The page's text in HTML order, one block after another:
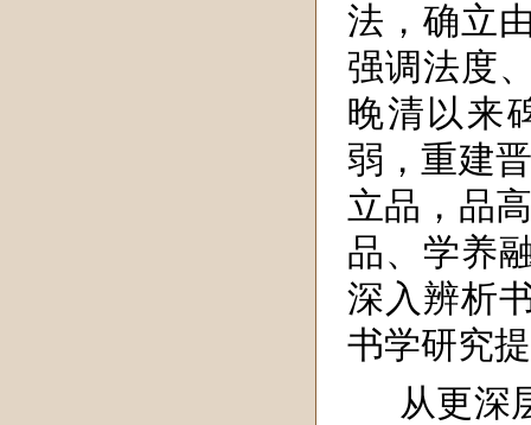
法，确立
强调法度
晚清以来
弱，重建
立品，品
品、学养
深入辨析
书学研究
从更深